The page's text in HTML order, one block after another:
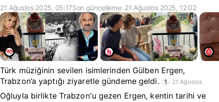
21 Ağustos 2025, 05:17Son güncelleme: 21 Ağustos 2025, 12:02
Türk müziğinin sevilen isimlerinden Gülben Ergen,
Trabzon’a yaptığı ziyaretle gündeme geldi.
1 21 Ağustos
Oğluyla birlikte Trabzon'u gezen Ergen, kentin tarihi ve